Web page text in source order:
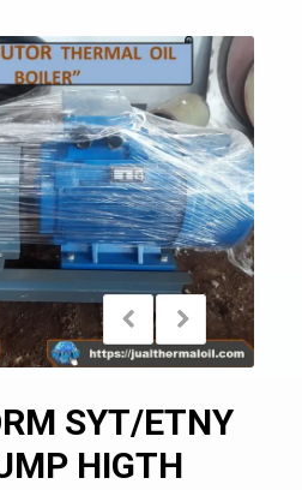
SYT/ETNY
HIGTH